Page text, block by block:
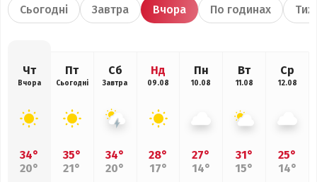
Сьогодні Завтра Вчора По годинах
Чт
Вчора
34°
20°
Пт
Сьогодні
35°
21°
Сб
Завтра
34°
20°
Нд
09.08
28°
17°
Пн
10.08
27°
14°
Вт
11.08
31°
15°
Ср
12.08
25°
14°